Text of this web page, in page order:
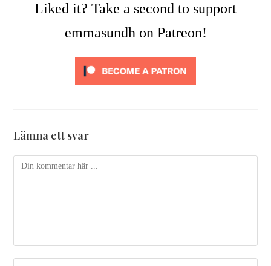
Liked it? Take a second to support
emmasundh on Patreon!
Lämna ett svar